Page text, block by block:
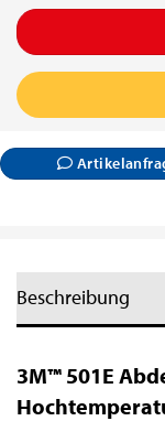
Beschreibung
3M™ 501E